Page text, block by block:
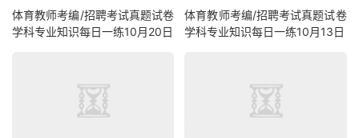
体育教师考编/招聘考试真题试卷
学科专业知识每日一练10月20日
体育教师考编/招聘考试真题试卷
学科专业知识每日一练10月13日